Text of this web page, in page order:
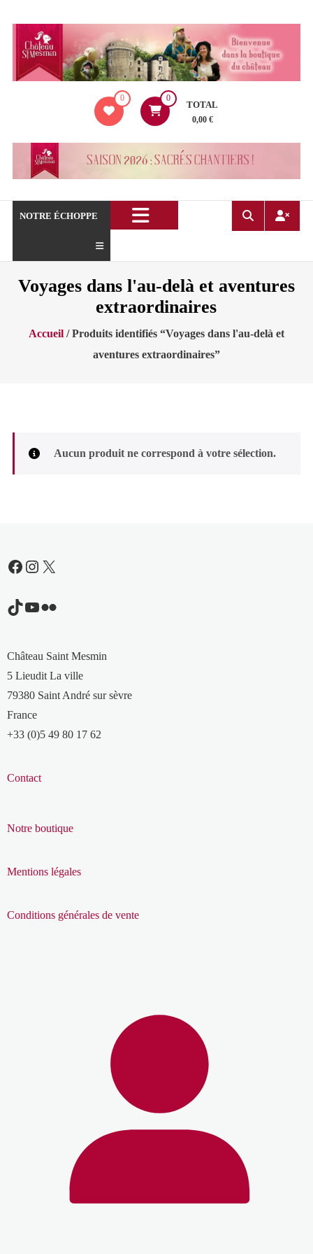
contenu
de
Mesmin
0 0
TOTAL
0,00 €
NOTRE ÉCHOPPE
Voyages dans l'au-delà et aventures
extraordinaires
Accueil/ Produits identifiés “Voyages dans l'au-delà et
aventures extraordinaires”
Aucun produit ne correspond à votre sélection.
Facebook
Instagram
X
TikTok
YouTube
Flickr
Château Saint Mesmin
5 Lieudit La ville
79380 Saint André sur sèvre
France
+33 (0)5 49 80 17 62
Contact
Notre boutique
Mentions légales
Conditions générales de vente